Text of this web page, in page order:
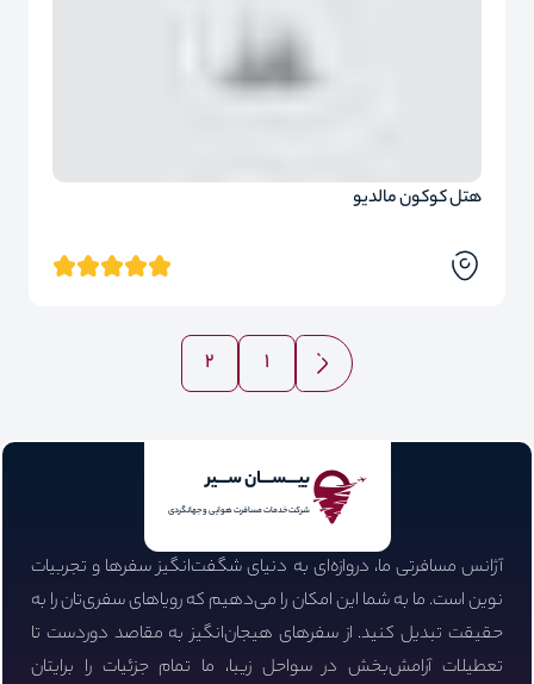
هتل کوکون مالدیو
1
2
بیـــســـان ســـیر
شرکت خدمات مسافرت هوایی و جهانگردی
آژانس مسافرتی ما، دروازه‌ای به دنیای شگفت‌انگیز سفرها و تجربیات
نوین است. ما به شما این امکان را می‌دهیم که رویاهای سفری‌تان را به
حقیقت تبدیل کنید. از سفرهای هیجان‌انگیز به مقاصد دوردست تا
تعطیلات آرامش‌بخش در سواحل زیبا، ما تمام جزئیات را برایتان